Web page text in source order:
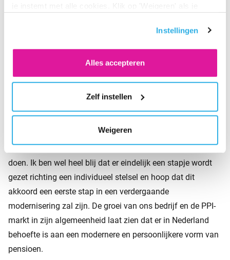
vind je meer informatie. Je kunt altijd je toestemming
Instellingen
Alles accepteren
Zelf instellen
Weigeren
Wat moet bovenaan de agenda staan als de politici
terugkomen van het zomerreces?
Na al het gejuich over het pensioenakkoord zou het mooi
ruimte voor interpretatie en het is voor werkgevers die nu
een keuze moeten maken over hun regeling belangrijk dat
er duidelijkheid komt. In die zin is het meeste werk nog te
doen. Ik ben wel heel blij dat er eindelijk een stapje wordt
gezet richting een individueel stelsel en hoop dat dit
akkoord een eerste stap in een verdergaande
modernisering zal zijn. De groei van ons bedrijf en de PPI-
markt in zijn algemeenheid laat zien dat er in Nederland
behoefte is aan een modernere en persoonlijkere vorm van
pensioen.